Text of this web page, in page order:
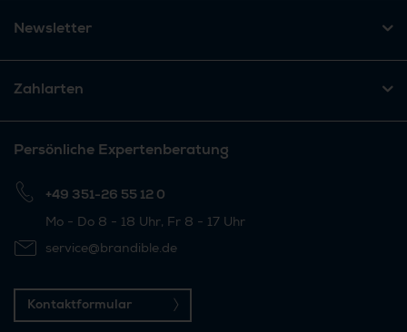
Newsletter
Zahlarten
Persönliche Expertenberatung
+49 351-26 55 12 0
Mo - Do 8 - 18 Uhr, Fr 8 - 17 Uhr
service@brandible.de
Kontaktformular